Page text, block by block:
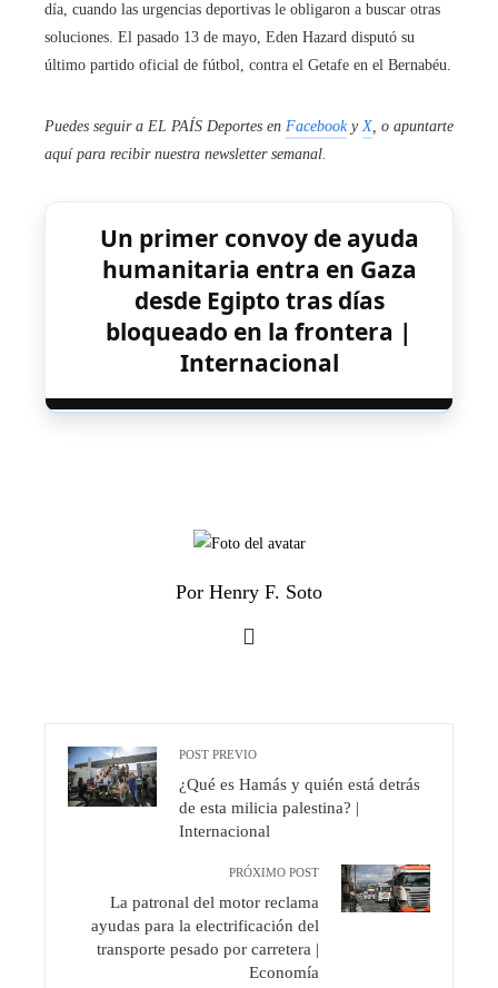
día, cuando las urgencias deportivas le obligaron a buscar otras
soluciones. El pasado 13 de mayo, Eden Hazard disputó su
último partido oficial de fútbol, contra el Getafe en el Bernabéu.
Puedes seguir a EL PAÍS Deportes en FacebookyX, o apuntarte
aquí para recibir nuestra newsletter semanal.
Un primer convoy de ayuda
humanitaria entra en Gaza
desde Egipto tras días
bloqueado en la frontera |
Internacional
Por Henry F. Soto
POST PREVIO
¿Qué es Hamás y quién está detrás
de esta milicia palestina? |
Internacional
PRÓXIMO POST
La patronal del motor reclama
ayudas para la electrificación del
transporte pesado por carretera |
Economía